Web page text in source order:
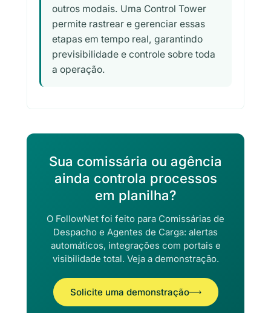
outros modais. Uma Control Tower
permite rastrear e gerenciar essas
etapas em tempo real, garantindo
previsibilidade e controle sobre toda
a operação.
Sua comissária ou agência
ainda controla processos
em planilha?
O FollowNet foi feito para Comissárias de
Despacho e Agentes de Carga: alertas
automáticos, integrações com portais e
visibilidade total. Veja a demonstração.
Solicite uma demonstração